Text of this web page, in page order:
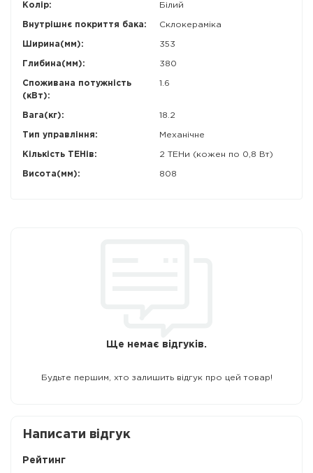
Колір: Білий
Внутрішнє покриття бака: Склокераміка
Ширина(мм): 353
Глибина(мм): 380
Споживана потужність
(кВт):
1.6
Вага(кг): 18.2
Тип управління: Механічне
Кількість ТЕНів: 2 ТЕНи (кожен по 0,8 Вт)
Висота(мм): 808
Ще немає відгуків.
Будьте першим, хто залишить відгук про цей товар!
Написати відгук
Рейтинг